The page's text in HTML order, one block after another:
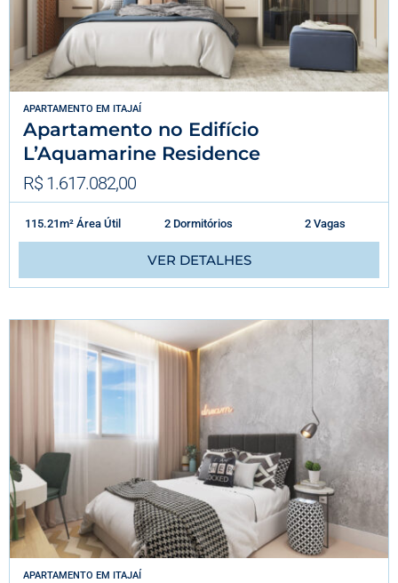
APARTAMENTO EM ITAJAÍ
Apartamento no Edifício
L’Aquamarine Residence
R$ 1.617.082,00
115.21m² Área Útil 2 Dormitórios 2 Vagas
VER DETALHES
APARTAMENTO EM ITAJAÍ